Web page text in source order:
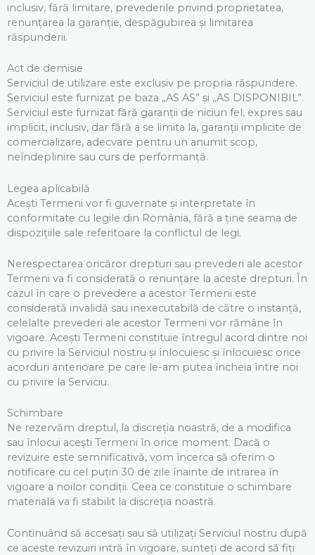
inclusiv, fără limitare, prevederile privind proprietatea,
renunțarea la garanție, despăgubirea și limitarea
răspunderii.
Act de demisie
Serviciul de utilizare este exclusiv pe propria răspundere.
Serviciul este furnizat pe baza „AS AS” și „AS DISPONIBIL”.
Serviciul este furnizat fără garanții de niciun fel, expres sau
implicit, inclusiv, dar fără a se limita la, garanții implicite de
comercializare, adecvare pentru un anumit scop,
neîndeplinire sau curs de performanță.
Legea aplicabilă
Acești Termeni vor fi guvernate și interpretate în
conformitate cu legile din România, fără a ține seama de
dispozițiile sale referitoare la conflictul de legi.
Nerespectarea oricăror drepturi sau prevederi ale acestor
Termeni va fi considerată o renunțare la aceste drepturi. În
cazul în care o prevedere a acestor Termeni este
considerată invalidă sau inexecutabilă de către o instanță,
celelalte prevederi ale acestor Termeni vor rămâne în
vigoare. Acești Termeni constituie întregul acord dintre noi
cu privire la Serviciul nostru și înlocuiesc și înlocuiesc orice
acorduri anterioare pe care le-am putea încheia între noi
cu privire la Serviciu.
Schimbare
Ne rezervăm dreptul, la discreția noastră, de a modifica
sau înlocui acești Termeni în orice moment. Dacă o
revizuire este semnificativă, vom încerca să oferim o
notificare cu cel puțin 30 de zile înainte de intrarea în
vigoare a noilor condiții. Ceea ce constituie o schimbare
materială va fi stabilit la discreția noastră.
Continuând să accesați sau să utilizați Serviciul nostru după
ce aceste revizuiri intră în vigoare, sunteți de acord să fiți